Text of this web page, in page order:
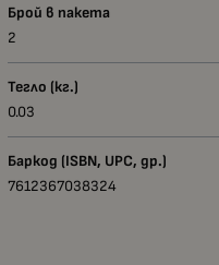
Брой в пакета
2
Тегло (кг.)
0.03
Баркод (ISBN, UPC, др.)
7612367038324